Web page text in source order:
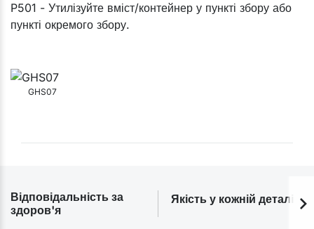
P501 - Утилізуйте вміст/контейнер у пункті збору або
пункті окремого збору.
GHS07
Відповідальність за
здоров'я
Якість у кожній деталі